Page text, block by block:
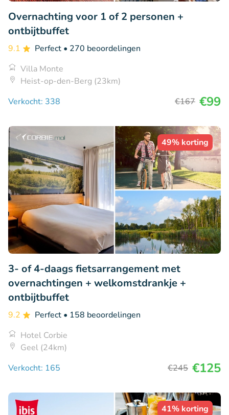
Overnachting voor 1 of 2 personen +
ontbijtbuffet
9.1 Perfect • 270 beoordelingen
Villa Monte
Heist-op-den-Berg (23km)
Verkocht: 338
€167 €99
49% korting
3- of 4-daags fietsarrangement met
overnachtingen + welkomstdrankje +
ontbijtbuffet
9.2 Perfect • 158 beoordelingen
Hotel Corbie
Geel (24km)
Verkocht: 165
€245 €125
41% korting